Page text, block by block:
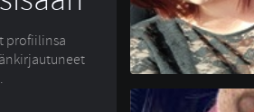
profiilinsa